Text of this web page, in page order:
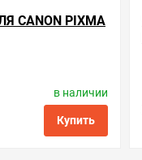
CANON PIXMA
в наличии
Купить
SuperPrint
450/cli-451